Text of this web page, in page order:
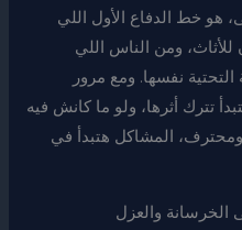
خط الدفاع الأول اللي
ومن الناس اللي
نفسها. ومع مرور
تترك أثرها، ولو ما كانش فيه
المشاكل هتبدأ في
الخرسانة والعزل